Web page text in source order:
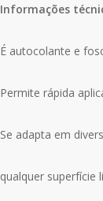
Informações
É autocolante e
Permite rápida
Se adapta em
qualquer superfície